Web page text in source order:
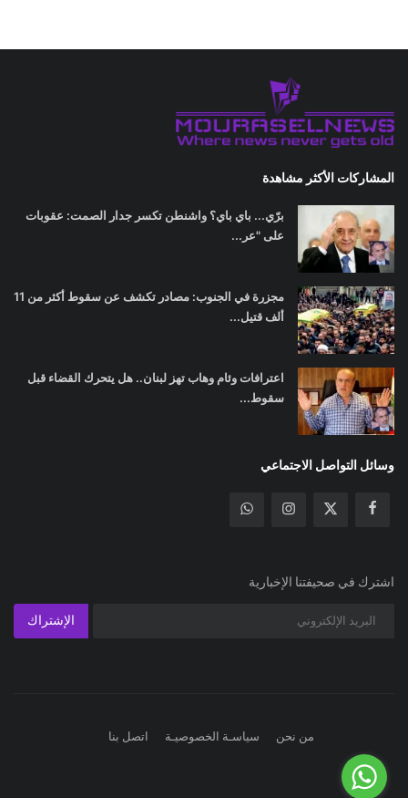
المشاركات الأكثر مشاهدة
برّي... باي باي؟ واشنطن تكسر جدار الصمت: عقوبات
على "عر...
مجزرة في الجنوب: مصادر تكشف عن سقوط أكثر من 11
ألف قتيل...
اعترافات وئام وهاب تهز لبنان.. هل يتحرك القضاء قبل
سقوط...
وسائل التواصل الاجتماعي
اشترك في صحيفتنا الإخبارية
الإشتراك
من نحن سياسـة الخصوصيـة اتصل بنا